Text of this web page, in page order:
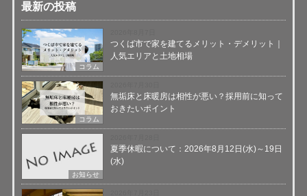
最新の投稿
コラム
つくば市で家を建てるメリット・デメリット｜
人気エリアと土地相場
コラム
無垢床と床暖房は相性が悪い？採用前に知って
おきたいポイント
お知らせ
夏季休暇について：2026年8月12日(水)～19日
(水)